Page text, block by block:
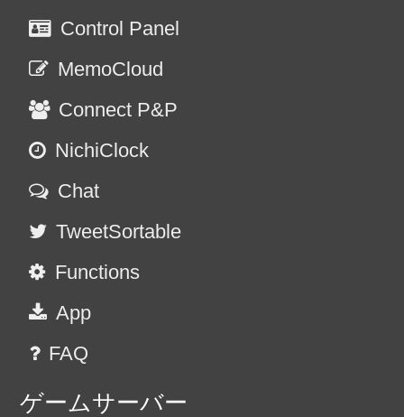
Control Panel
MemoCloud
Connect P&P
NichiClock
Chat
TweetSortable
Functions
App
FAQ
ゲームサーバー